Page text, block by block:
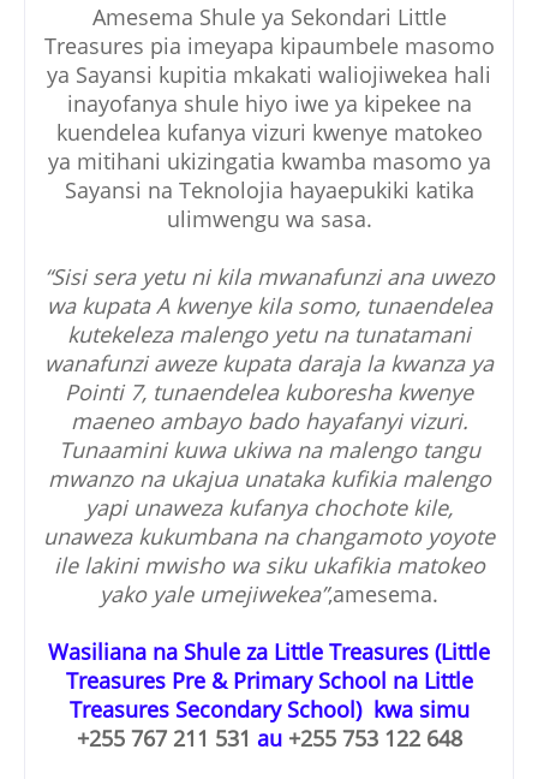
Amesema Shule ya Sekondari Little
Treasures pia imeyapa kipaumbele masomo
ya Sayansi kupitia mkakati waliojiwekea hali
inayofanya shule hiyo iwe ya kipekee na
kuendelea kufanya vizuri kwenye matokeo
ya mitihani ukizingatia kwamba masomo ya
Sayansi na Teknolojia hayaepukiki katika
ulimwengu wa sasa.
“Sisi sera yetu ni kila mwanafunzi ana uwezo
wa kupata A kwenye kila somo, tunaendelea
kutekeleza malengo yetu na tunatamani
wanafunzi aweze kupata daraja la kwanza ya
Pointi 7, tunaendelea kuboresha kwenye
maeneo ambayo bado hayafanyi vizuri.
Tunaamini kuwa ukiwa na malengo tangu
mwanzo na ukajua unataka kufikia malengo
yapi unaweza kufanya chochote kile,
unaweza kukumbana na changamoto yoyote
ile lakini mwisho wa siku ukafikia matokeo
yako yale umejiwekea”,amesema.
Wasiliana na Shule za Little Treasures (Little
Treasures Pre & Primary School na Little
Treasures Secondary School) kwa simu
+255 767 211 531 au +255 753 122 648